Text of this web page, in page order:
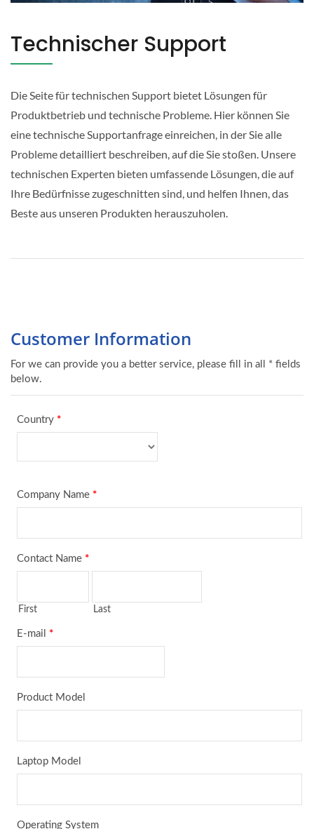
Technischer Support
Die Seite für technischen Support bietet Lösungen für
Produktbetrieb und technische Probleme. Hier können Sie
eine technische Supportanfrage einreichen, in der Sie alle
Probleme detailliert beschreiben, auf die Sie stoßen. Unsere
technischen Experten bieten umfassende Lösungen, die auf
Ihre Bedürfnisse zugeschnitten sind, und helfen Ihnen, das
Beste aus unseren Produkten herauszuholen.